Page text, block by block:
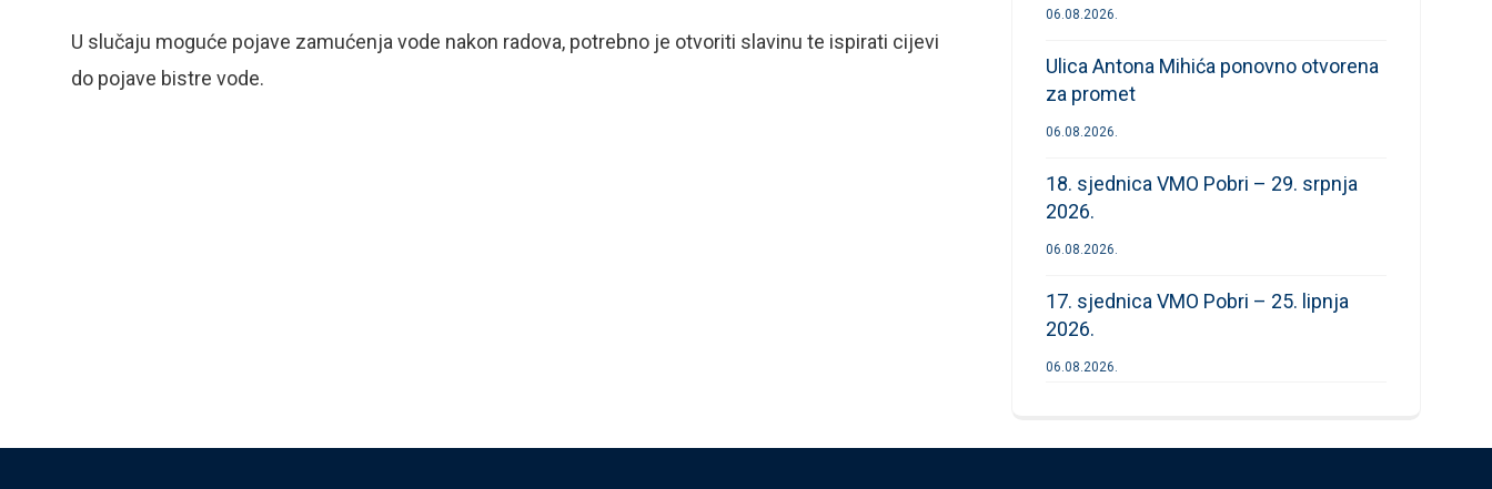
U slučaju moguće pojave zamućenja vode nakon radova, potrebno je otvoriti slavinu te ispirati cijevi
do pojave bistre vode.
06.08.2026.
Ulica Antona Mihića ponovno otvorena
za promet
06.08.2026.
18. sjednica VMO Pobri – 29. srpnja
2026.
06.08.2026.
17. sjednica VMO Pobri – 25. lipnja
2026.
06.08.2026.